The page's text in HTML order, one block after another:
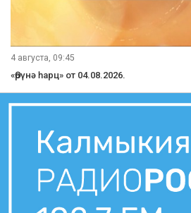
4 августа, 09:45
«Өрүнә һарц» от 04.08.2026.